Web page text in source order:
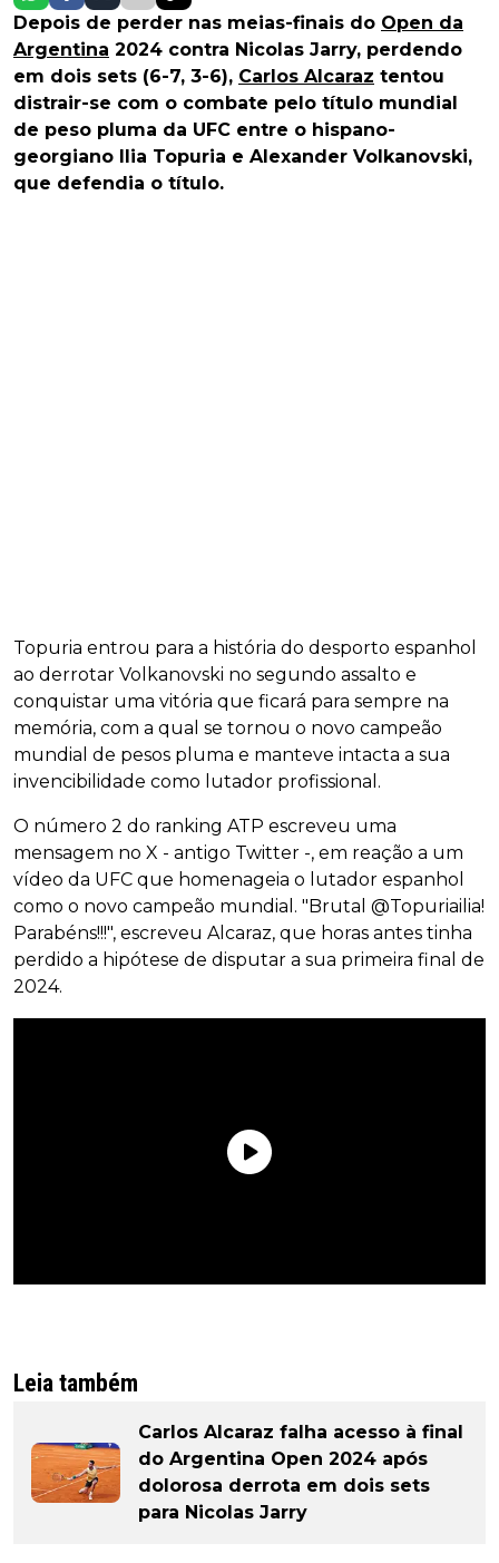
Depois de perder nas meias-finais do Open da
Argentina 2024 contra Nicolas Jarry, perdendo
em dois sets (6-7, 3-6), Carlos Alcaraz tentou
distrair-se com o combate pelo título mundial
de peso pluma da UFC entre o hispano-
georgiano Ilia Topuria e Alexander Volkanovski,
que defendia o título.
Topuria entrou para a história do desporto espanhol
ao derrotar Volkanovski no segundo assalto e
conquistar uma vitória que ficará para sempre na
memória, com a qual se tornou o novo campeão
mundial de pesos pluma e manteve intacta a sua
invencibilidade como lutador profissional.
O número 2 do ranking ATP escreveu uma
mensagem no X - antigo Twitter -, em reação a um
vídeo da UFC que homenageia o lutador espanhol
como o novo campeão mundial. "Brutal @Topuriailia!
Parabéns!!!", escreveu Alcaraz, que horas antes tinha
perdido a hipótese de disputar a sua primeira final de
2024.
Leia também
Carlos Alcaraz falha acesso à final
do Argentina Open 2024 após
dolorosa derrota em dois sets
para Nicolas Jarry